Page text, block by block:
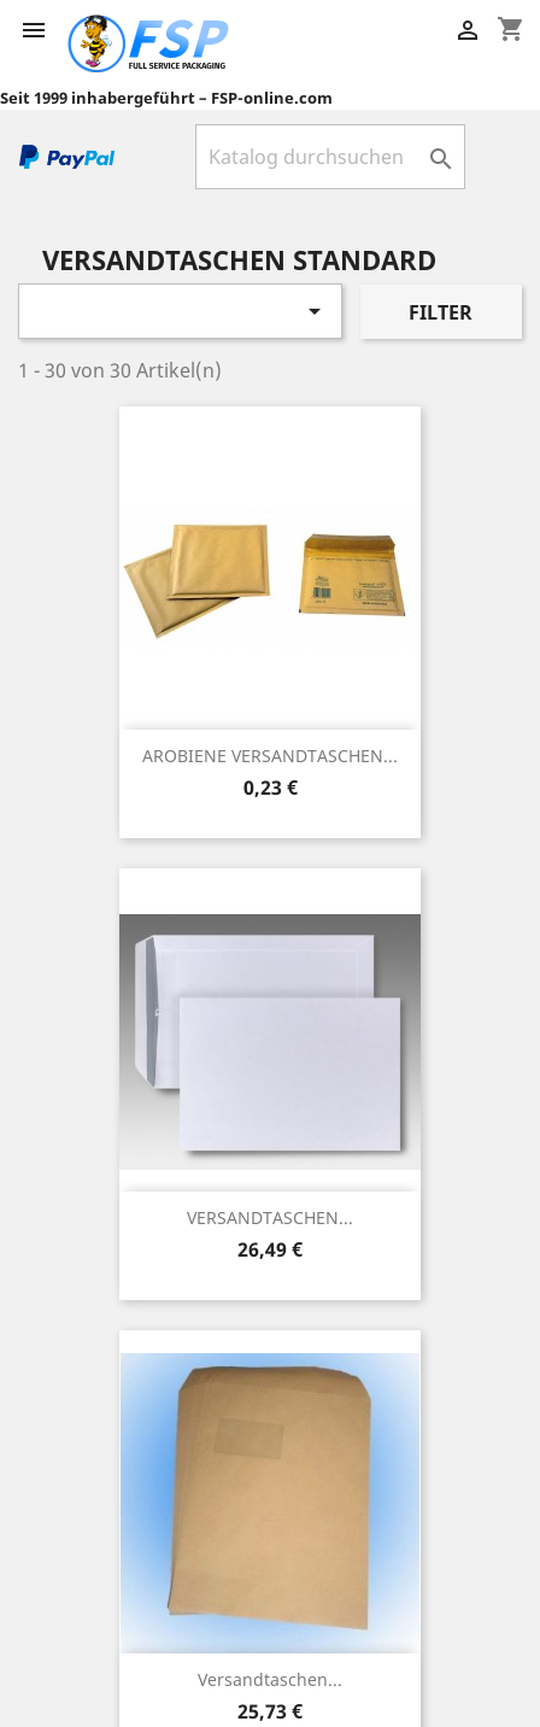
 shopping_cart

Seit 1999 inhabergeführt – FSP-online.com

VERSANDTASCHEN STANDARD
 FILTER
1 - 30 von 30 Artikel(n)
AROBIENE VERSANDTASCHEN...
Preis
0,23 €
VERSANDTASCHEN...
Preis
26,49 €
Versandtaschen...
Preis
25,73 €